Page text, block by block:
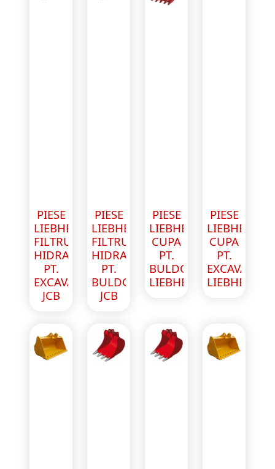
PIESE
LIEBHERR
FILTRU
HIDRAULIC
PT.
EXCAVATOR
JCB
PIESE
LIEBHERR
FILTRU
HIDRAULIC
PT.
BULDOEXCAVATOR
JCB
PIESE
LIEBHERR
CUPA
PT.
BULDOEXCAVATOR
LIEBHERR
PIESE
LIEBHERR
CUPA
PT.
EXCAVATOR
LIEBHERR